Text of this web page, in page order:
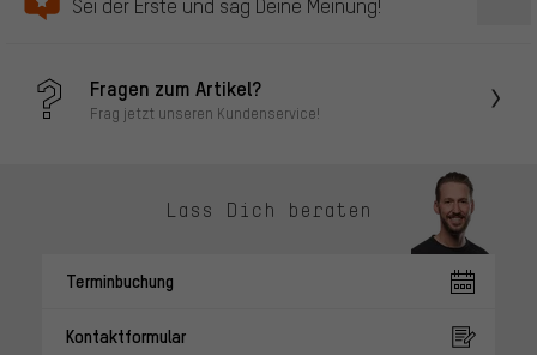
Sei der Erste und sag Deine Meinung!
Fragen zum Artikel?
Frag jetzt unseren Kundenservice!
Lass Dich beraten
Terminbuchung
Kontaktformular